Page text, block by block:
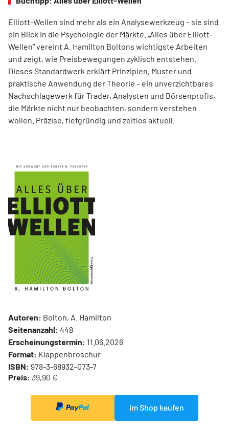
Elliott-Wellen sind mehr als ein Analysewerkzeug – sie sind
ein Blick in die Psychologie der Märkte. „Alles über Elliott-
Wellen“ vereint A. Hamilton Boltons wichtigste Arbeiten
und zeigt, wie Preisbewegungen zyklisch entstehen.
Dieses Standardwerk erklärt Prinzipien, Muster und
praktische Anwendung der Theorie – ein unverzichtbares
Nachschlagewerk für Trader, Analysten und Börsenprofis,
die Märkte nicht nur beobachten, sondern verstehen
wollen. Präzise, tiefgründig und zeitlos aktuell.
Autoren: Bolton, A. Hamilton
Seitenanzahl: 448
Erscheinungstermin: 11.06.2026
Format: Klappenbroschur
ISBN: 978-3-68932-073-7
Preis: 39,90 €
Im Shop kaufen